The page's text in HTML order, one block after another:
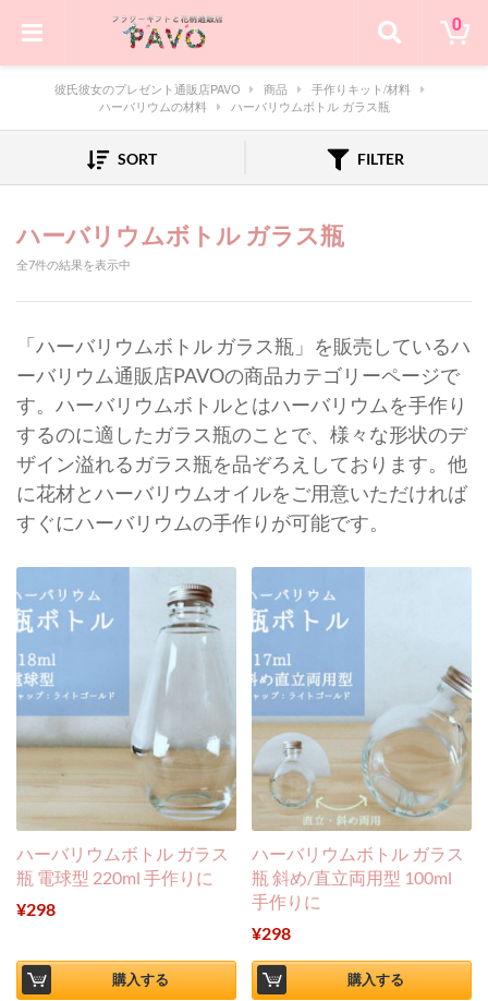
0
彼氏彼女のプレゼント通販店PAVO 商品
手作りキット/材料
ハーバリウムの材料
ハーバリウムボトル ガラス瓶
SORT FILTER
ハーバリウムボトル ガラス瓶
全7件の結果を表示中
「ハーバリウムボトル ガラス瓶」を販売しているハ
ーバリウム通販店PAVOの商品カテゴリーページで
す。ハーバリウムボトルとはハーバリウムを手作り
するのに適したガラス瓶のことで、様々な形状のデ
ザイン溢れるガラス瓶を品ぞろえしております。他
に花材とハーバリウムオイルをご用意いただければ
すぐにハーバリウムの手作りが可能です。
ハーバリウムボトル ガラス
瓶 電球型 220ml 手作りに
¥298
購入する
ハーバリウムボトル ガラス
瓶 斜め/直立両用型 100ml
手作りに
¥298
購入する